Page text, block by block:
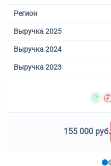
Регион
Выручка 2025
Выручка 2024
Выручка 2023
155 000 руб.